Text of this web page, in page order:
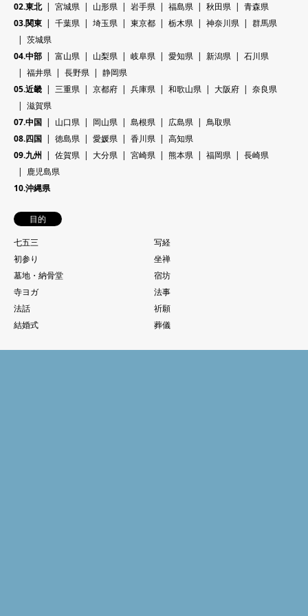
02.東北
宮城県 山形県 岩手県 福島県 秋田県
青森県
03.関東
千葉県 埼玉県 東京都 栃木県 神奈川県
群馬県
茨城県
04.中部
富山県 山梨県 岐阜県 愛知県 新潟県
石川県
福井県
長野県
静岡県
05.近畿
三重県 京都府 兵庫県 和歌山県 大阪府
奈良県
滋賀県
07.中国
山口県 岡山県 島根県 広島県
鳥取県
08.四国
徳島県 愛媛県 香川県
高知県
09.九州
佐賀県 大分県 宮崎県 熊本県 福岡県
長崎県
鹿児島県
10.沖縄県
目的
七五三
写経
初参り
坐禅
墓地・納骨堂
宿坊
寺ヨガ
法事
法話
祈願
結婚式
葬儀